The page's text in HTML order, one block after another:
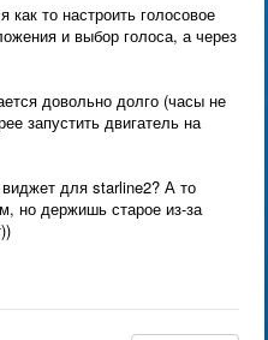
то настроить голосовое
и выбор голоса, а через
довольно долго (часы не
запустить двигатель на
виджет для starline2? А то
но держишь старое из-за